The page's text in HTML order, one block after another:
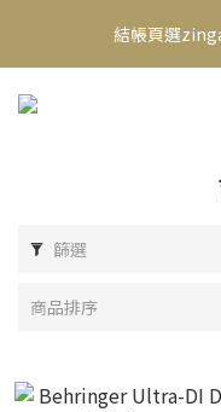
新會員送500！滿額最高
結帳頁選
新會員送500！滿額最高
篩選
商品排序